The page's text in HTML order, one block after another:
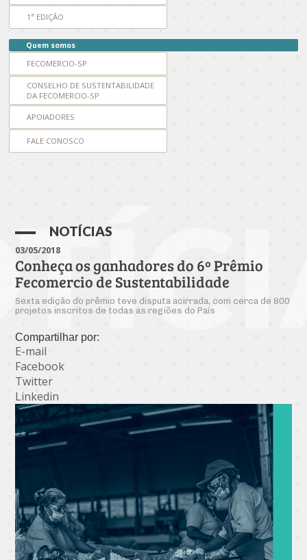
Turismo
PROJETOS ESPECIAIS:
Afixação de preços e fiscalização
Logística Reversa
COP30
Serviços
SESC
Cecomercio
Licitações
Prêmio de Sustentabilidade
Conselho de Assuntos Tributários
Conselho Estadual de Defesa do Contribuinte
Conselho de Economia Empresarial e Política
Conselho Superior de Direito
Conselho do Comércio Atacadista
Conselho de Serviços
Advocacy
1ª EDIÇÃO
Quem somos
FECOMERCIO-SP
CONSELHO DE SUSTENTABILIDADE
DA FECOMERCIO-SP
APOIADORES
FALE CONOSCO
NOTÍCIAS
03/05/2018
Conheça os ganhadores do 6º Prêmio
Fecomercio de Sustentabilidade
Sexta edição do prêmio teve disputa acirrada, com cerca de 800
projetos inscritos de todas as regiões do País
Compartilhar por:
E-mail
Facebook
Twitter
Linkedin